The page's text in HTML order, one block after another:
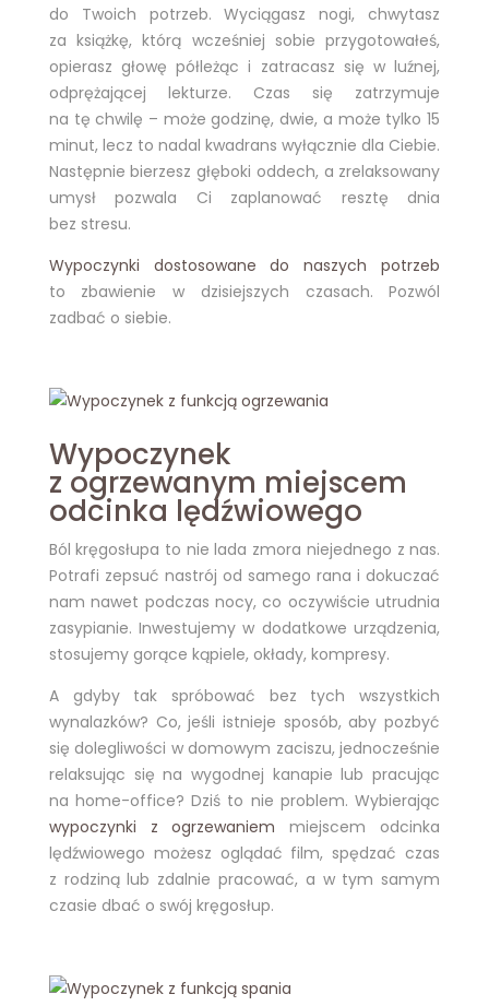
do Twoich potrzeb. Wyciągasz nogi, chwytasz
za książkę, którą wcześniej sobie przygotowałeś,
opierasz głowę półleżąc i zatracasz się w luźnej,
odprężającej lekturze. Czas się zatrzymuje
na tę chwilę – może godzinę, dwie, a może tylko 15
minut, lecz to nadal kwadrans wyłącznie dla Ciebie.
Następnie bierzesz głęboki oddech, a zrelaksowany
umysł pozwala Ci zaplanować resztę dnia
bez stresu.
Wypoczynki dostosowane do naszych potrzeb
to zbawienie w dzisiejszych czasach. Pozwól
zadbać o siebie.
Wypoczynek
z ogrzewanym miejscem
odcinka lędźwiowego
Ból kręgosłupa to nie lada zmora niejednego z nas.
Potrafi zepsuć nastrój od samego rana i dokuczać
nam nawet podczas nocy, co oczywiście utrudnia
zasypianie. Inwestujemy w dodatkowe urządzenia,
stosujemy gorące kąpiele, okłady, kompresy.
A gdyby tak spróbować bez tych wszystkich
wynalazków? Co, jeśli istnieje sposób, aby pozbyć
się dolegliwości w domowym zaciszu, jednocześnie
relaksując się na wygodnej kanapie lub pracując
na home-office? Dziś to nie problem. Wybierając
wypoczynki z ogrzewaniem miejscem odcinka
lędźwiowego możesz oglądać film, spędzać czas
z rodziną lub zdalnie pracować, a w tym samym
czasie dbać o swój kręgosłup.